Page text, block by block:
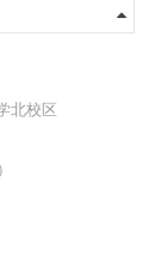
北校区